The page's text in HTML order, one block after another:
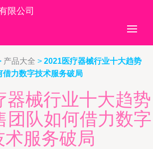
限公司
产品大全 > 2021医疗器械行业十大趋势
借力数字技术服务破局
器械行业十大趋势
团队如何借力数字
术服务破局